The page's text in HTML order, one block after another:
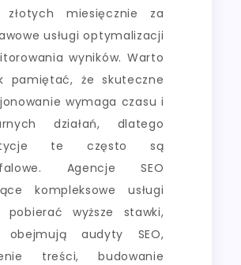
złotych miesięcznie za
usługi optymalizacji
wyników. Warto
pamiętać, że skuteczne
wymaga czasu i
działań, dlatego
te często są
Agencje SEO
kompleksowe usługi
pobierać wyższe stawki,
obejmują audyty SEO,
treści, budowanie